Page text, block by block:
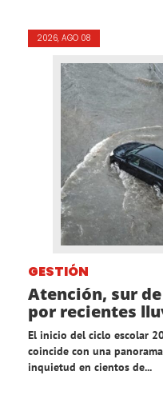
2026, AGO 08
GESTIÓN
Atención, sur
por recientes
El inicio del ciclo escolar
coincide con una
inquietud en cientos de...